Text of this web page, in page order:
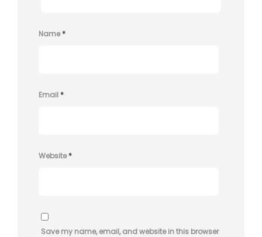
Name*
Email*
Website*
Save my name, email, and website in this browser